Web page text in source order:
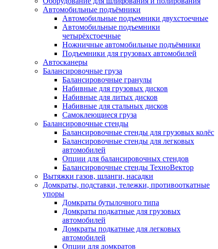
Автомобильные подъёмники
Автомобильные подъемники двухстоечные
Автомобильные подъемники
четырёхстоечные
Ножничные автомобильные подъёмники
Подъемники для грузовых автомобилей
Автосканеры
Балансировочные груза
Балансировочные гранулы
Набивные для грузовых дисков
Набивные для литых дисков
Набивные для стальных дисков
Самоклеющиеся груза
Балансировочные стенды
Балансировочные стенды для грузовых колёс
Балансировочные стенды для легковых
автомобилей
Опции для балансировочных стендов
Балансировочные стенды ТехноВектор
Вытяжки газов, шланги, насадки
Домкраты, подставки, тележки, противооткатные
упоры
Домкраты бутылочного типа
Домкраты подкатные для грузовых
автомобилей
Домкраты подкатные для легковых
автомобилей
Опции для домкратов